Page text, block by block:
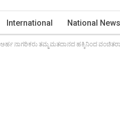
International National News
ನಾಗರಿಕರು ತಮ್ಮ ಮತದಾನದ ಹಕ್ಕಿನಿಂದ